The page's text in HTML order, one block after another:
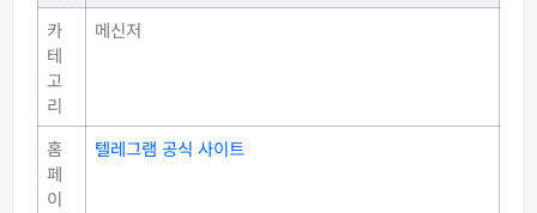
카
테
고
리
메신저
홈
페
이
텔레그램 공식 사이트